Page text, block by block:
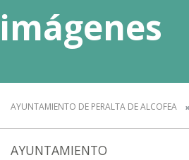
imágenes
AYUNTAMIENTO DE PERALTA DE ALCOFEA
AYUNTAMIENTO